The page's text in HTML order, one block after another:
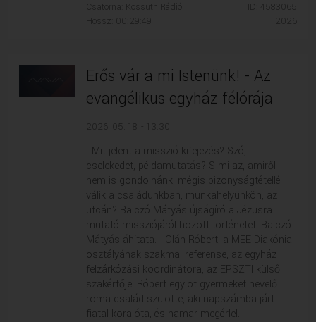
Csatorna: Kossuth Rádió
Hossz: 00:29:49
ID: 4583065
Erős vár a mi Istenünk! - Az
evangélikus egyház félórája
- Mit jelent a misszió kifejezés? Szó,
cselekedet, példamutatás? S mi az, amiről
nem is gondolnánk, mégis bizonyságtétellé
válik a családunkban, munkahelyünkön, az
utcán? Balczó Mátyás újságíró a Jézusra
mutató missziójáról hozott történetet. Balczó
Mátyás áhítata. - Oláh Róbert, a MEE Diakóniai
osztályának szakmai referense, az egyház
felzárkózási koordinátora, az EPSZTI külső
szakértője. Róbert egy öt gyermeket nevelő
roma család szülötte, aki napszámba járt
fiatal kora óta, és hamar megérlel...